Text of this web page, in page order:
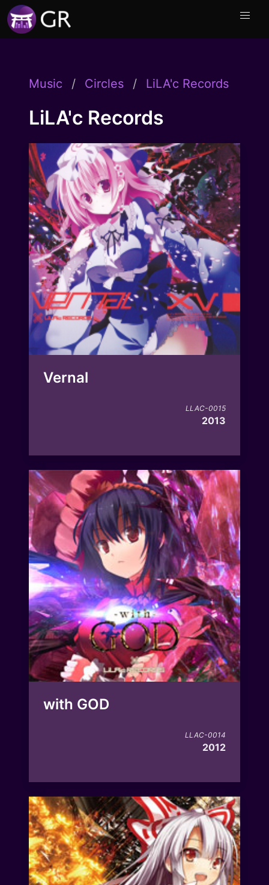
Music Circles LiLA'c Records
LiLA'c Records
Vernal
LLAC-0015
2013
with GOD
LLAC-0014
2012